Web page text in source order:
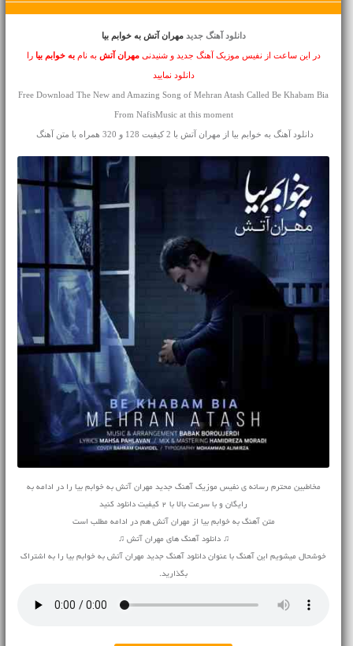
دانلود آهنگ جدید مهران آتش به خوابم بیا
در این ساعت از نفیس موزیک آهنگ جدید و شنیدنیمهران آتش به نامبه خوابم بیا را
دانلود نمایید
Free Download The New and Amazing Song of Mehran Atash Called Be Khabam Bia
From NafisMusic at this moment
دانلود آهنگ به خوابم بیا از مهران آتش با 2 کیفیت 128 و 320 همراه با متن آهنگ
مخاطبین محترم رسانه ی نفیس موزیک آهنگ جدید مهران آتش به خوابم بیا را در ادامه به
رایگان و با سرعت بالا با 2 کیفیت دانلود کنید
متن آهنگ به خوابم بیا از مهران آتش هم در ادامه مطلب است
♫ دانلود آهنگ های مهران آتش ♫
خوشحال میشویم این آهنگ با عنوان دانلود آهنگ جدید مهران آتش به خوابم بیا را به اشتراک
بگذارید.